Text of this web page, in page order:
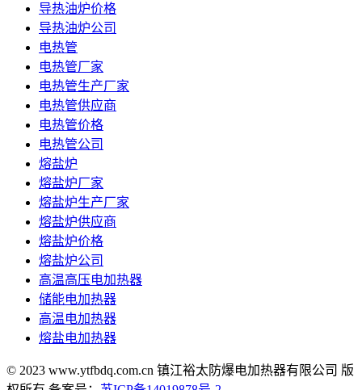
导热油炉价格
导热油炉公司
电热管
电热管厂家
电热管生产厂家
电热管供应商
电热管价格
电热管公司
熔盐炉
熔盐炉厂家
熔盐炉生产厂家
熔盐炉供应商
熔盐炉价格
熔盐炉公司
高温高压电加热器
储能电加热器
高温电加热器
熔盐电加热器
© 2023 www.ytfbdq.com.cn 镇江裕太防爆电加热器有限公司 版